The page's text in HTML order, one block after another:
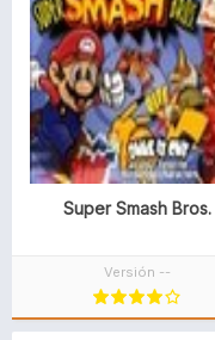
Super Smash Bros.
Versión --